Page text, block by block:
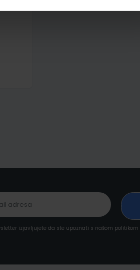
izjavljujete da ste upoznati s našom politikom